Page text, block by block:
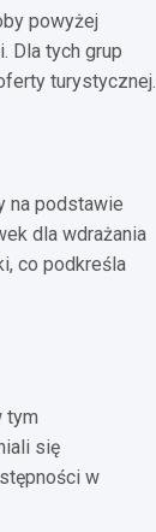
powyżej
Dla tych grup
turystycznej.
na podstawie
dla wdrażania
co podkreśla
tym
się
w